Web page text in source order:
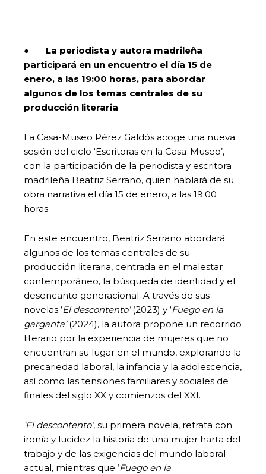
● La periodista y autora madrileña
participará en un encuentro el día 15 de
enero, a las 19:00 horas, para abordar
algunos de los temas centrales de su
producción literaria
La Casa-Museo Pérez Galdós acoge una nueva
sesión del ciclo ‘Escritoras en la Casa-Museo’,
con la participación de la periodista y escritora
madrileña Beatriz Serrano, quien hablará de su
obra narrativa el día 15 de enero, a las 19:00
horas.
En este encuentro, Beatriz Serrano abordará
algunos de los temas centrales de su
producción literaria, centrada en el malestar
contemporáneo, la búsqueda de identidad y el
desencanto generacional. A través de sus
novelas ‘El descontento’(2023) y ‘Fuego en la
garganta’(2024), la autora propone un recorrido
literario por la experiencia de mujeres que no
encuentran su lugar en el mundo, explorando la
precariedad laboral, la infancia y la adolescencia,
así como las tensiones familiares y sociales de
finales del siglo XX y comienzos del XXI.
‘El descontento’, su primera novela, retrata con
ironía y lucidez la historia de una mujer harta del
trabajo y de las exigencias del mundo laboral
actual, mientras que ‘Fuego en la